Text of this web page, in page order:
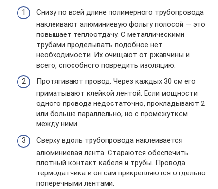
Снизу по всей длине полимерного трубопровода
наклеивают алюминиевую фольгу полосой — это
повышает теплоотдачу. С металлическими
трубами проделывать подобное нет
необходимости. Их очищают от ржавчины и
всего, способного повредить изоляцию.
Протягивают провод. Через каждых 30 см его
приматывают клейкой лентой. Если мощности
одного провода недостаточно, прокладывают 2
или больше параллельно, но с промежутком
между ними.
Сверху вдоль трубопровода наклеивается
алюминиевая лента. Стараются обеспечить
плотный контакт кабеля и трубы. Провода
термодатчика и он сам прикрепляются отдельно
поперечными лентами.